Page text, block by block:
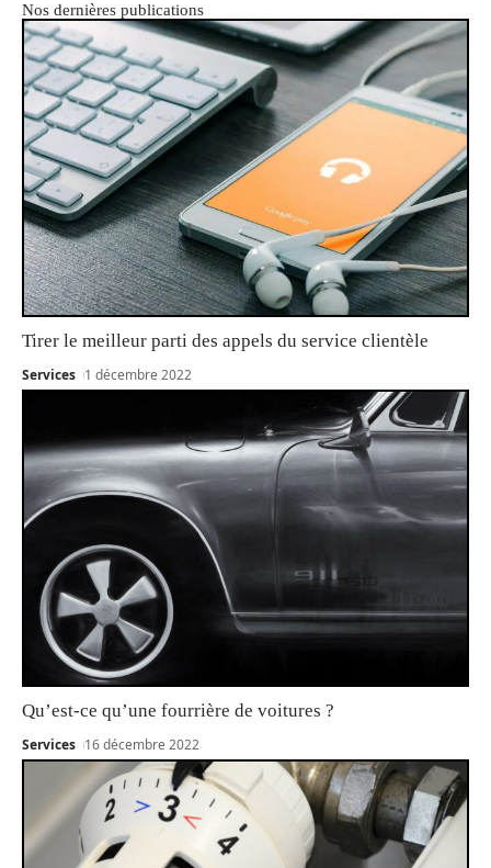
Nos dernières publications
Tirer le meilleur parti des appels du service clientèle
Services 1 décembre 2022
Qu’est-ce qu’une fourrière de voitures ?
Services 16 décembre 2022